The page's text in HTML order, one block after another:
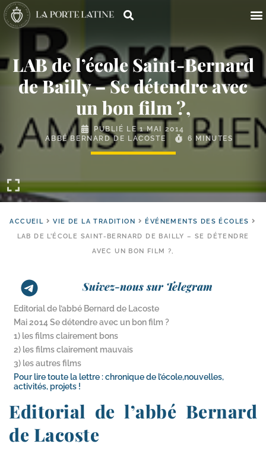
LAB de l’école Saint-​Bernard
de Bailly – Se détendre avec
un bon film ?,
PUBLIÉ LE1 MAI 2014
ABBÉ BERNARD DE LACOSTE
6 MINUTES
ACCUEIL VIE DE LA TRADITION
ÉVÉNEMENTS DES ÉCOLES
LAB DE L’ÉCOLE SAINT-​BERNARD DE BAILLY – SE DÉTENDRE
AVEC UN BON FILM ?,
Suivez-nous sur Telegram
Editorial de l’abbé Bernard de Lacoste
Mai 2014 Se détendre avec un bon film ?
1) les films clairement bons
2) les films clairement mauvais
3) les autres films
Pour lire toute la lettre : chronique de l’école,nouvelles,
activités, projets !
Editorial de l’abbé Bernard
de Lacoste